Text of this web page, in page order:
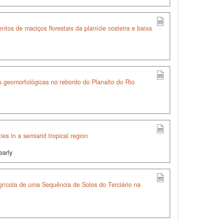
de maciços florestais da planície costeira e baixa
no rebordo do Planalto do Rio
in a semiarid tropical region
de uma Sequência de Solos do Terciário na